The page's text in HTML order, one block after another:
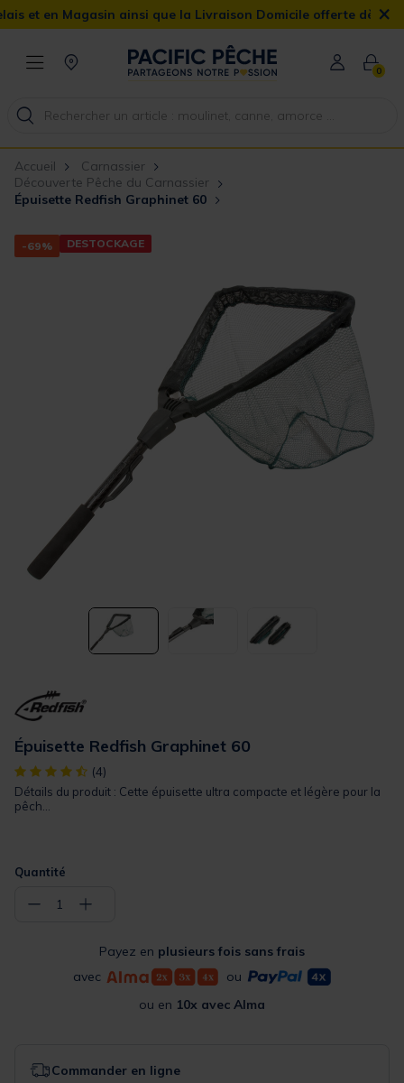
Magasin ainsi que la Livraison Domicile offerte dès 90€ ×
0
Accueil
Carnassier
Découverte Pêche du Carnassier
Épuisette Redfish Graphinet 60
-69% DESTOCKAGE
Épuisette Redfish Graphinet 60
[object Object] out of 5 Customer Rating
(4)
Détails du produit : Cette épuisette ultra compacte et légère pour la
pêch...
Quantité
− 1 +
Payez en plusieurs fois sans frais
avec
ou
ou en 10x avec Alma
Commander en ligne